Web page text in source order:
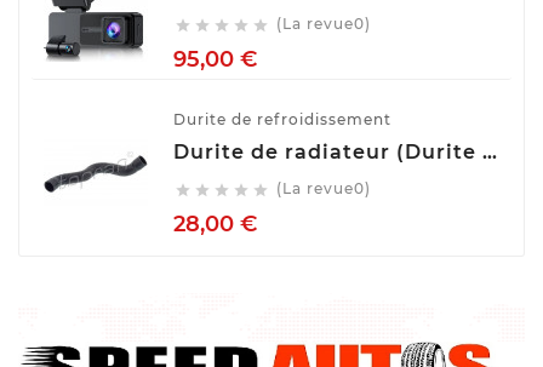
     (La revue0)
95,00 €Prix
Durite de refroidissement
Durite de radiateur (Durite de refroidissement) TOPRAN 407 996
     (La revue0)
28,00 €Prix